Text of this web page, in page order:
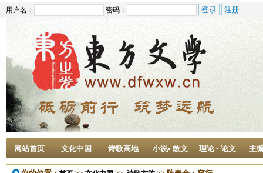
用户名： 密码：
网站首页 文化中国 诗歌高地 小说• 散文 理论 ▪ 论文 主